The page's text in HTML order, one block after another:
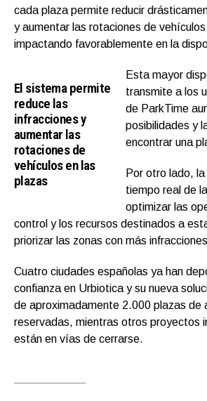
cada plaza permite reducir
y aumentar las rotaciones de
impactando favorablemente en la
El sistema permite
reduce las
infracciones y
aumentar las
rotaciones de
vehículos en las
plazas
Esta mayor
transmite a los
de ParkTime
posibilidades y
encontrar una
Por otro lado,
tiempo real de
optimizar las
control y los recursos destinados a
priorizar las zonas con más
Cuatro ciudades españolas ya han
confianza en Urbiotica y su nueva
de aproximadamente 2.000 plazas de
reservadas, mientras otros proyectos
están en vías de cerrarse.